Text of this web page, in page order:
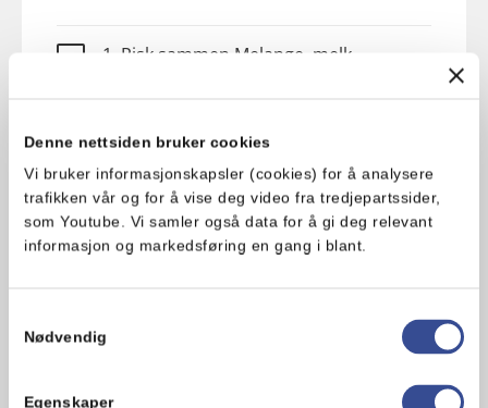
Denne nettsiden bruker cookies
Vi bruker informasjonskapsler (cookies) for å analysere
trafikken vår og for å vise deg video fra tredjepartssider,
som Youtube. Vi samler også data for å gi deg relevant
informasjon og markedsføring en gang i blant.
Nødvendig
Egenskaper
1. Pisk sammen Melange, melk,
Pynt
1. Skjær av et stykke på det ene hjørnet